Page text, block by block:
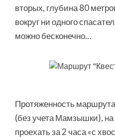
вторых, глубина 80
вокруг ни одного
можно бесконечно…
Протяженность
(без учета Мамзышки),
проехать за 2 часа «с